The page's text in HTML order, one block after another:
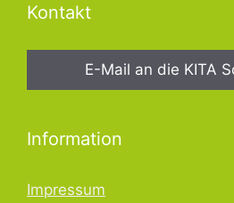
Kontakt
E-Mail an die KITA
Information
Impressum